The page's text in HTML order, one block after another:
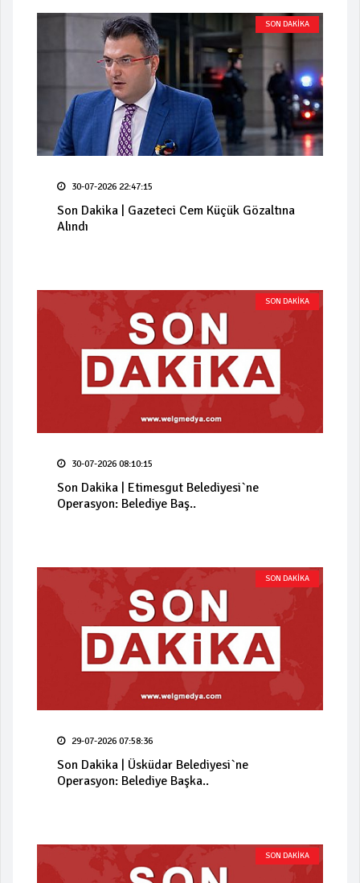
SON DAKİKA
30-07-2026 22:47:15
Son Dakika | Gazeteci Cem Küçük Gözaltına
Alındı
SON DAKİKA
30-07-2026 08:10:15
Son Dakika | Etimesgut Belediyesi`ne
Operasyon: Belediye Baş..
SON DAKİKA
29-07-2026 07:58:36
Son Dakika | Üsküdar Belediyesi`ne
Operasyon: Belediye Başka..
SON DAKİKA